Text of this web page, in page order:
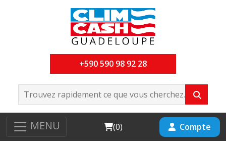
+590 590 98 92 28
MENU Cart
(0) Compte